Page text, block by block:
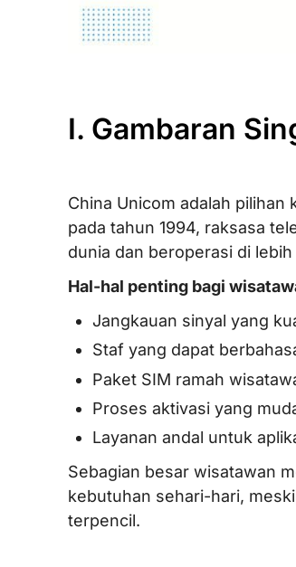
I. Gambaran
China Unicom adalah
pada tahun 1994, raksasa
dunia dan beroperasi di
Hal-hal penting bagi
Jangkauan sinyal yang
Staf yang dapat
Paket SIM ramah
Proses aktivasi yang
Layanan andal untuk
Sebagian besar wisatawan
kebutuhan sehari-hari,
terpencil.